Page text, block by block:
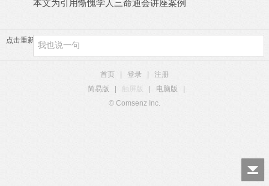
本文为引用惭愧学人三命通会讲座案例
点击重新加载
首页 登录
注册
简易版
触屏版 电脑版
© Comsenz Inc.